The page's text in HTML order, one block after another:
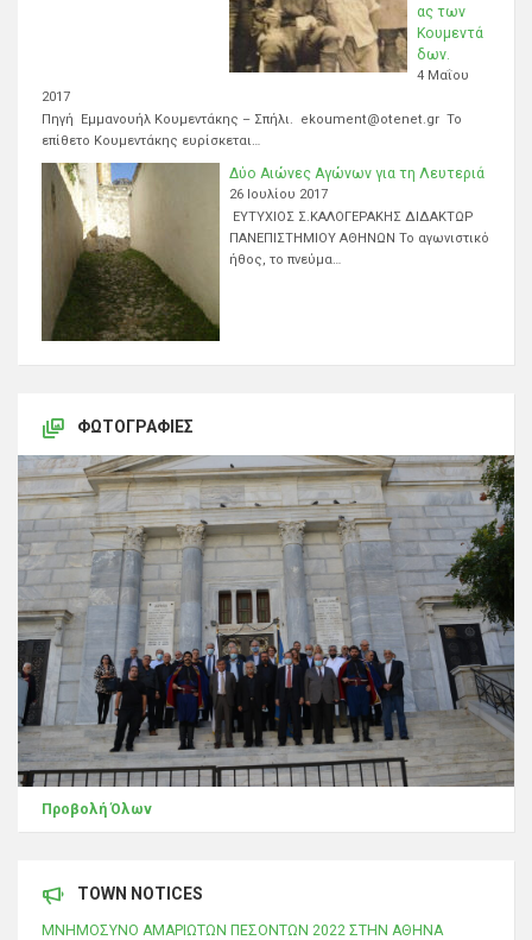
ας των
Κουμεντά
δων.
4 Μαΐου
2017
Πηγή Εμμανουήλ Κουμεντάκης – Σπήλι. ekoument@otenet.gr Το
επίθετο Κουμεντάκης ευρίσκεται…
Δύο Αιώνες Αγώνων για τη Λευτεριά
26 Ιουλίου 2017
ΕΥΤΥΧΙΟΣ Σ.ΚΑΛΟΓΕΡΑΚΗΣ ΔΙΔΑΚΤΩΡ
ΠΑΝΕΠΙΣΤΗΜΙΟΥ ΑΘΗΝΩΝ Το αγωνιστικό
ήθος, το πνεύμα…
ΦΩΤΟΓΡΑΦΊΕΣ
Προβολή Όλων
TOWN NOTICES
ΜΝΗΜΟΣΥΝΟ ΑΜΑΡΙΩΤΩΝ ΠΕΣΟΝΤΩΝ 2022 ΣΤΗΝ ΑΘΗΝΑ